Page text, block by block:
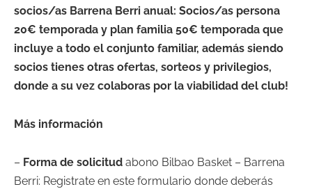
socios/as Barrena Berri anual: Socios/as persona
20€ temporada y plan familia 50€ temporada que
incluye a todo el conjunto familiar, además siendo
socios tienes otras ofertas, sorteos y privilegios,
donde a su vez colaboras por la viabilidad del club!
Más información
– Forma de solicitud abono Bilbao Basket – Barrena
Berri: Registrate en este formulario donde deberás